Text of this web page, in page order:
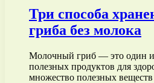
Три способа
гриба без молока
Молочный гриб — это один
полезных продуктов для
множество полезных